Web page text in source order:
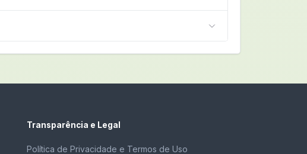
Transparência e Legal
Política de Privacidade e Termos de Uso